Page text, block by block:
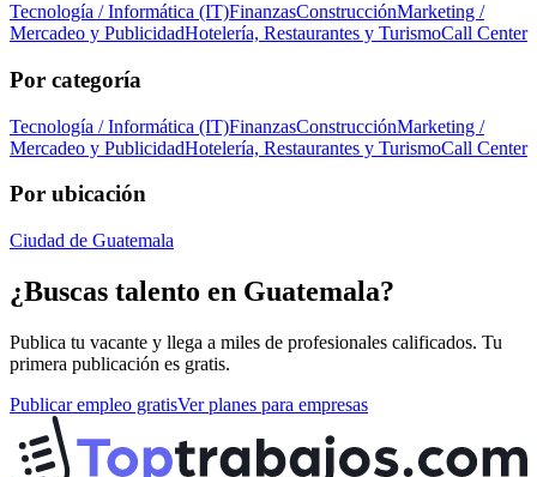
Tecnología / Informática (IT)FinanzasConstrucciónMarketing /
Mercadeo y PublicidadHotelería, Restaurantes y TurismoCall Center
Por categoría
Tecnología / Informática (IT)FinanzasConstrucciónMarketing /
Mercadeo y PublicidadHotelería, Restaurantes y TurismoCall Center
Por ubicación
Ciudad de Guatemala
¿Buscas talento en Guatemala?
Publica tu vacante y llega a miles de profesionales calificados. Tu
primera publicación es gratis.
Publicar empleo gratisVer planes para empresas